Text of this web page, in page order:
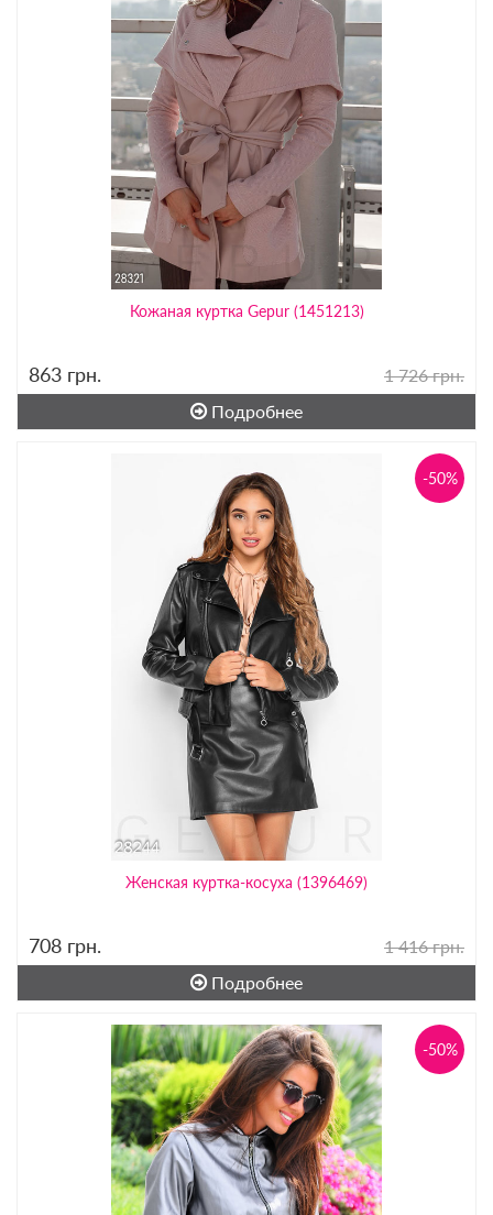
Кожаная куртка Gepur (1451213)
863 грн.
1 726 грн.
Подробнее
Женская куртка-косуха (1396469)
-50%
708 грн.
1 416 грн.
Подробнее
-50%